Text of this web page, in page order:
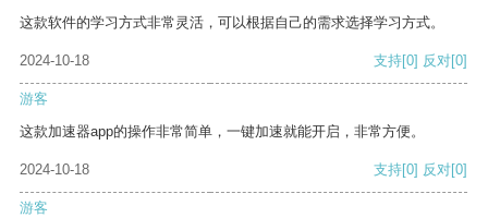
这款软件的学习方式非常灵活，可以根据自己的需求选择学习方式。
2024-10-18 支持[0] 反对[0]
游客
这款加速器app的操作非常简单，一键加速就能开启，非常方便。
2024-10-18 支持[0] 反对[0]
游客